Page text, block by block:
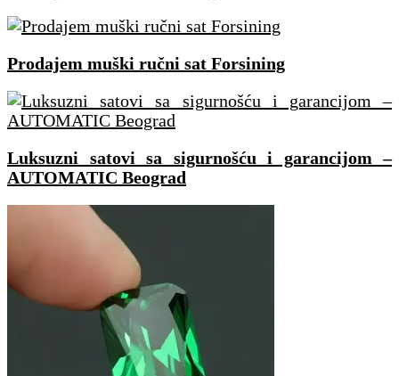
Prodajem muški ručni sat Forsining
Luksuzni satovi sa sigurnošću i garancijom –
AUTOMATIC Beograd